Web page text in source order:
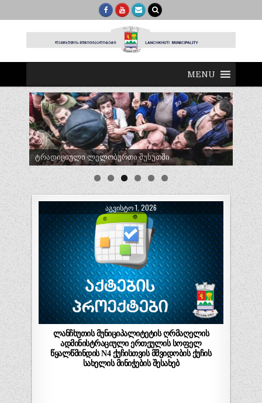
MENU
ტრადიციული ლელობურთი შუხუთში
ᲐᲒᲕᲘᲡᲢᲝ 1, 2026
ლანჩხუთის მუნიციპალიტეტის ღრმაღელის
ადმინისტრაციული ერთეულის სოფელ
წყალწმინდის N4 ქუჩისთვის მშვიდობის ქუჩის
სახელის მინიჭების შესახებ